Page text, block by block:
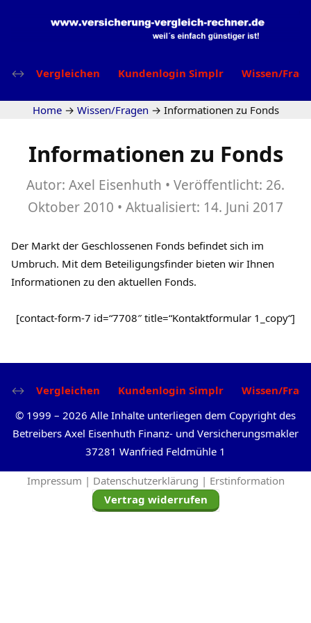
Vergleichen Kundenlogin Simplr Wissen/
Home → Wissen/Fragen → Informationen zu Fonds
Informationen zu Fonds
Autor: Axel Eisenhuth Veröffentlicht: 26.
Oktober 2010
Aktualisiert: 14. Juni 2017
Der Markt der Geschlossenen Fonds befindet sich im
Umbruch. Mit dem Beteiligungsfinder bieten wir Ihnen
Informationen zu den aktuellen Fonds.
[contact-form-7 id=“7708″ title=“Kontaktformular 1_copy“]
Vergleichen Kundenlogin Simplr
Wissen/
© 1999 – 2026 Alle Inhalte unterliegen dem Copyright des
Betreibers Axel Eisenhuth Finanz- und Versicherungsmakler
37281 Wanfried Feldmühle 1
Impressum | Datenschutzerklärung | Erstinformation
Vertrag widerrufen